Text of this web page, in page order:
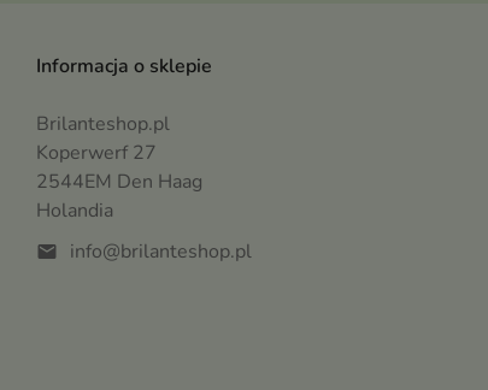
Informacja o sklepie
Brilanteshop.pl
Koperwerf 27
2544EM Den Haag
Holandia
mail info@brilanteshop.pl